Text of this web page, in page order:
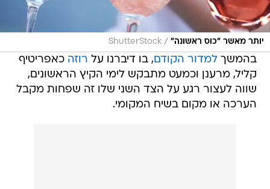
יותר מאשר "כוס ראשונה" /
ShutterStock
בהמשךלמדור הקודם, בו דיברנו על רוזה כאפריטיף
קליל, מרענן וכמעט מתבקש לימי הקיץ הראשונים,
שווה לעצור רגע על הצד השני שלו זה שפחות מקבל
הערכה או מקום בשיח המקומי.